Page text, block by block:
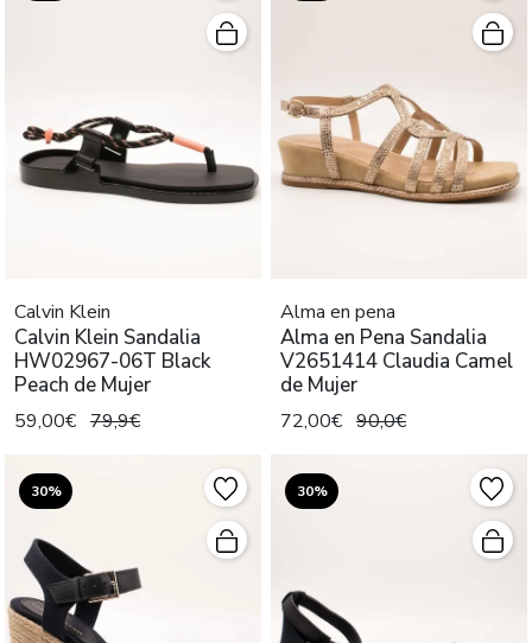
Calvin Klein
Calvin Klein Sandalia
HW02967-06T Black
Peach de Mujer
59,00€ 79,9€
Alma en pena
Alma en Pena Sandalia
V2651414 Claudia Camel
de Mujer
72,00€ 90,0€
30% 30%